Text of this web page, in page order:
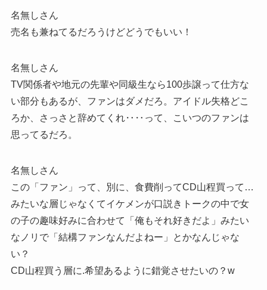
名無しさん
売名も兼ねてるだろうけどどうでもいい！
名無しさん
TV関係者や地元の先輩や同級生なら100歩譲って仕方な
い部分もあるが、ファンはダメだろ。アイドル失格どこ
ろか、さっさと辞めてくれ‥‥って、こいつのファンは
思ってるだろ。
名無しさん
この「ファン」って、別に、食費削ってCD山程買って…
みたいな層じゃなくてイケメンが口説きトークの中で女
の子の趣味好みに合わせて「俺もそれ好きだよ」みたい
なノリで「結構ファンなんだよねー」とかなんじゃな
い？
CD山程買う層に.希望あるように錯覚させたいの？w